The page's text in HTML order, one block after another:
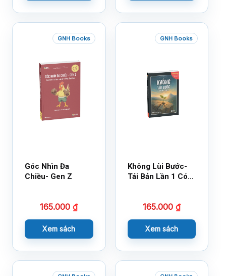
GNH Books
Góc Nhìn Đa
Chiều- Gen Z
165.000₫
Xem sách
GNH Books
Không Lùi Bước-
Tái Bản Lần 1 Có
165.000 ₫
Xem sách